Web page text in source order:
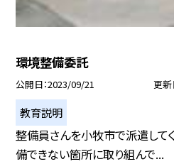
環境整備委託
公開日 2023/09/21 更新
教育説明
整備員さんを小牧市で派遣して
備できない箇所に取り組んで...